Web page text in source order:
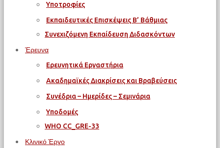
Υποτροφίες
Εκπαιδευτικές Επισκέψεις Β’ Βάθμιας
Συνεχιζόμενη Εκπαίδευση Διδασκόντων
Έρευνα
Ερευνητικά Εργαστήρια
Ακαδημαϊκές Διακρίσεις και Βραβεύσεις
Συνέδρια – Ημερίδες – Σεμινάρια
Υποδομές
WΗΟ CC_GRE-33
Κλινικό Έργο